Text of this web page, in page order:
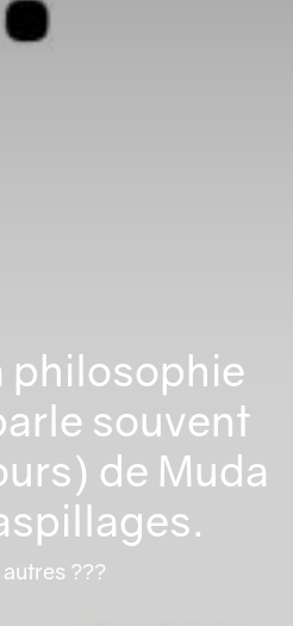
philosophie
souvent
de Muda
???